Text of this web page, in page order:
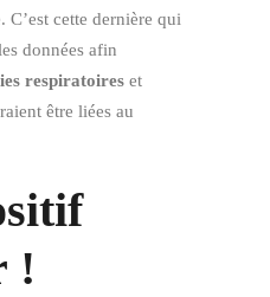
cette dernière qui
données afin
respiratoires et
être liées au
!